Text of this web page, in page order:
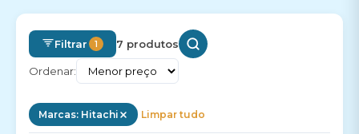
Filtrar 1 7 produtos
Ordenar:
Marcas: Hitachi Limpar tudo